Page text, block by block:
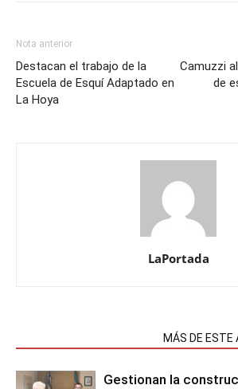
Nota anterior
Destacan el trabajo de la
Escuela de Esquí Adaptado en
La Hoya
Camuzzi
de
LaPortada
MÁS DE ESTE
Gestionan la